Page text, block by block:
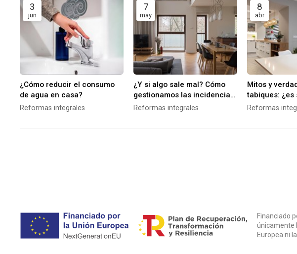
3
jun
¿Cómo reducir el consumo
de agua en casa?
Reformas integrales
7
may
¿Y si algo sale mal? Cómo
gestionamos las incidencias
e imprevistos durante tu
Reformas integrales
8
abr
Mitos y
tabiques: ¿es
buena idea?
Reformas
Financiado
únicamente
Europea ni